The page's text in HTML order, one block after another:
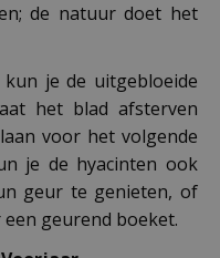
de natuur doet het
je de uitgebloeide
het blad afsterven
voor het volgende
je de hyacinten ook
geur te genieten, of
geurend boeket.